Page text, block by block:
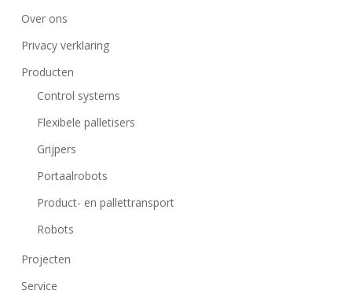
Over ons
Privacy verklaring
Producten
Control systems
Flexibele palletisers
Grijpers
Portaalrobots
Product- en pallettransport
Robots
Projecten
Service